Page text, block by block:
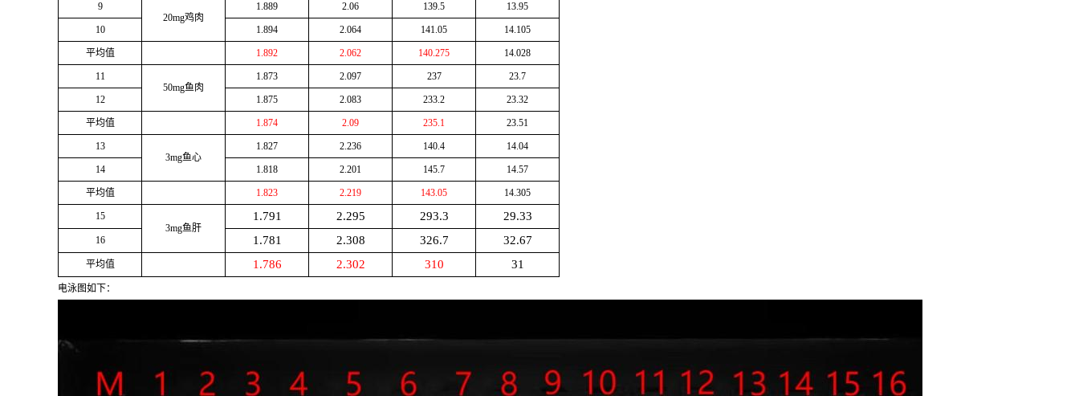
9
20mg鸡肉
1.889 2.06 139.5 13.95
10 1.894 2.064 141.05 14.105
平均值 1.892 2.062 140.275 14.028
11
50mg鱼肉
1.873 2.097 237 23.7
12 1.875 2.083 233.2 23.32
平均值 1.874 2.09 235.1 23.51
13
3mg鱼心
1.827 2.236 140.4 14.04
14 1.818 2.201 145.7 14.57
平均值 1.823 2.219 143.05 14.305
15
3mg鱼肝
1.791 2.295 293.3 29.33
16 1.781 2.308 326.7 32.67
平均值 1.786 2.302 310 31
电泳图如下：